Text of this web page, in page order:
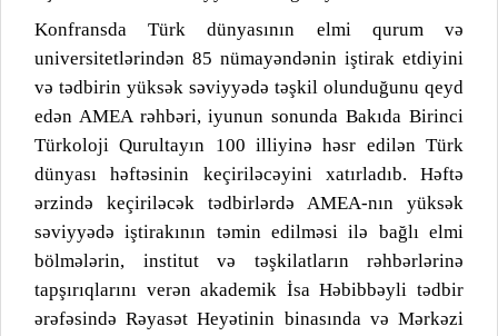
Konfransda Türk dünyasının elmi qurum və
universitetlərindən 85 nümayəndənin iştirak etdiyini
və tədbirin yüksək səviyyədə təşkil olunduğunu qeyd
edən AMEA rəhbəri, iyunun sonunda Bakıda Birinci
Türkoloji Qurultayın 100 illiyinə həsr edilən Türk
dünyası həftəsinin keçiriləcəyini xatırladıb. Həftə
ərzində keçiriləcək tədbirlərdə AMEA-nın yüksək
səviyyədə iştirakının təmin edilməsi ilə bağlı elmi
bölmələrin, institut və təşkilatların rəhbərlərinə
tapşırıqlarını verən akademik İsa Həbibbəyli tədbir
ərəfəsində Rəyasət Heyətinin binasında və Mərkəzi